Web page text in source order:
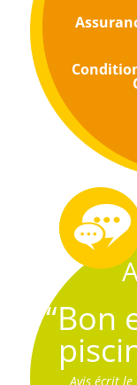
“Bon
Avis écrit